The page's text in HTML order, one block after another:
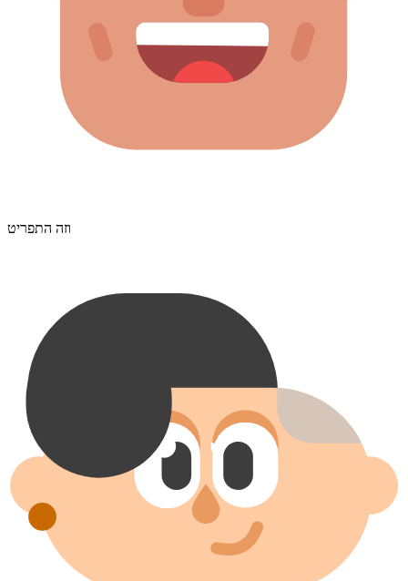
וזה התפריט